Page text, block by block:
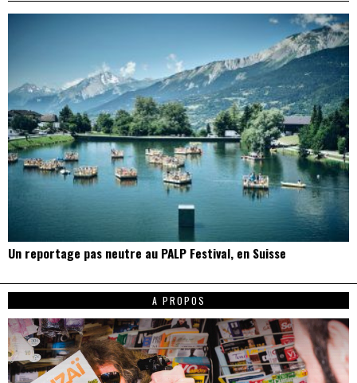
Un reportage pas neutre au PALP Festival, en Suisse
A PROPOS